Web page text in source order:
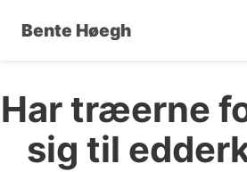
Bente Høegh
Har træerne
sig til